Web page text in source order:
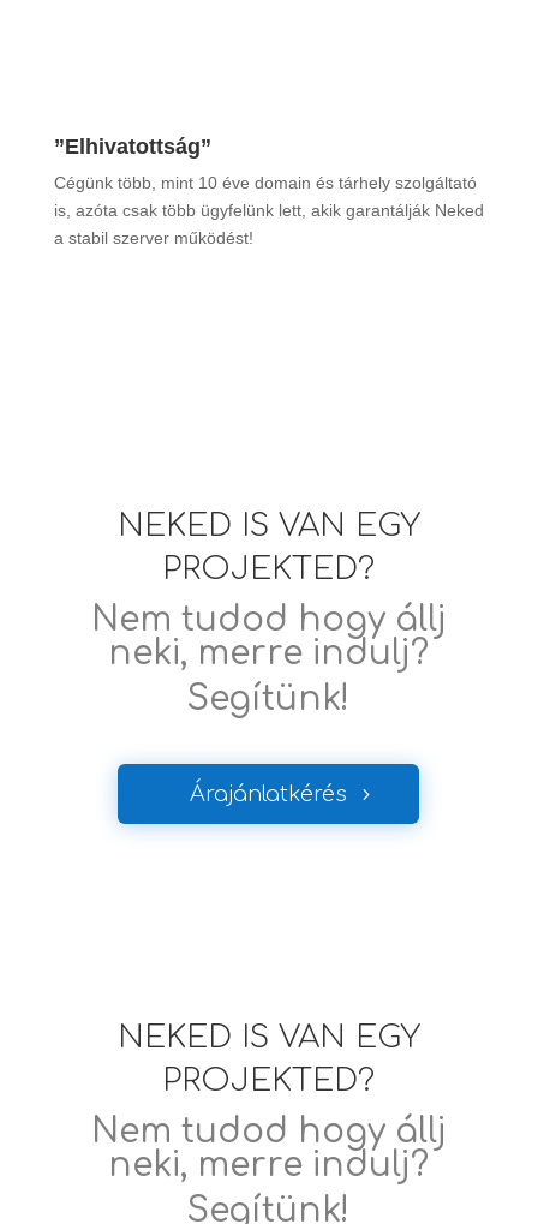
”Elhivatottság”
Cégünk több, mint 10 éve domain és tárhely szolgáltató
is, azóta csak több ügyfelünk lett, akik garantálják Neked
a stabil szerver működést!
NEKED IS VAN EGY
PROJEKTED?
Nem tudod hogy állj
neki, merre indulj?
Segítünk!
Árajánlatkérés
NEKED IS VAN EGY
PROJEKTED?
Nem tudod hogy állj
neki, merre indulj?
Segítünk!